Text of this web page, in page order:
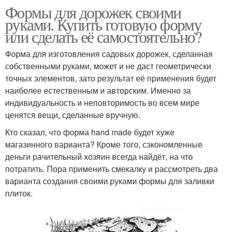
Формы для дорожек своими
руками. Купить готовую форму
или сделать её самостоятельно?
Форма для изготовления садовых дорожек, сделанная
собственными руками, может и не даст геометрически
точных элементов, зато результат её применения будет
наиболее естественным и авторским. Именно за
индивидуальность и неповторимость во всем мире
ценятся вещи, сделанные вручную.
Кто сказал, что форма hand made будет хуже
магазинного варианта? Кроме того, сэкономленные
деньги рачительный хозяин всегда найдёт, на что
потратить. Пора применить смекалку и рассмотреть два
варианта создания своими руками формы для заливки
плиток.